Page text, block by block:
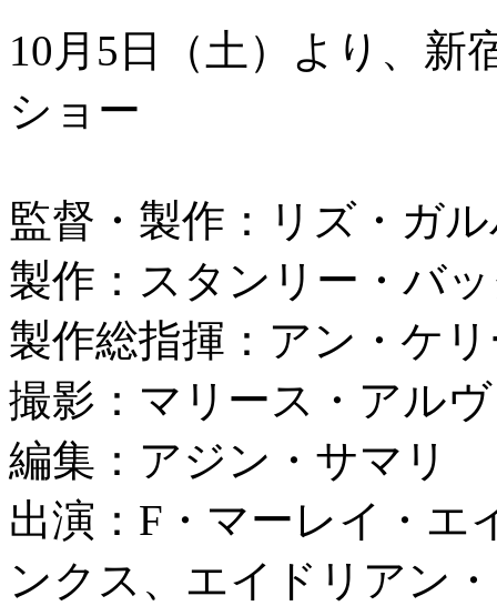
10月5日（土）より、新
ショー
監督・製作：リズ・ガ
製作：スタンリー・バ
製作総指揮：アン・ケ
撮影：マリース・アル
編集：アジン・サマリ
出演：F・マーレイ・エ
ンクス、エイドリアン